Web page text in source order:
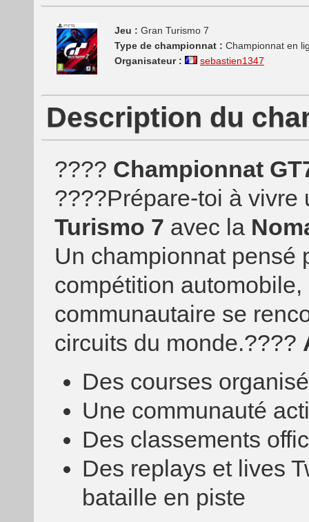
Jeu : Gran Turismo 7
Type de championnat : Championnat en
Organisateur :
sebastien1347
Description du
???? Championnat
????Prépare-toi à
Turismo 7 avec la
Un championnat pensé
compétition
communautaire se
circuits du monde.????
Des courses
Une communauté
Des classements
Des replays et lives
bataille en piste